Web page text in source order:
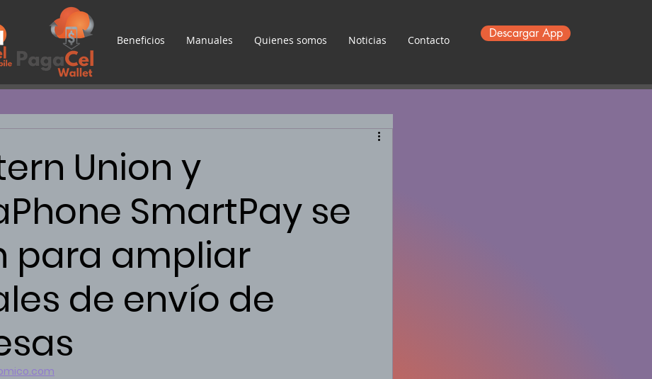
Beneficios Manuales Quienes somos Noticias Contacto Descargar App
Union y
SmartPay se
para ampliar
de envío de